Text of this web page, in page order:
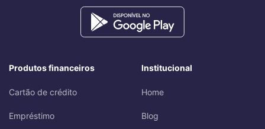
Produtos financeiros
Cartão de crédito
Empréstimo
Institucional
Home
Blog